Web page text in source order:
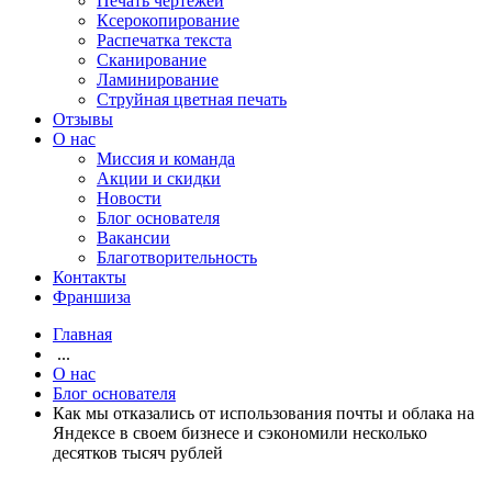
Ксерокопирование
Распечатка текста
Сканирование
Ламинирование
Струйная цветная печать
Отзывы
О нас
Миссия и команда
Акции и скидки
Новости
Блог основателя
Вакансии
Благотворительность
Контакты
Франшиза
Главная
...
О нас
Блог основателя
Как мы отказались от использования почты и облака на
Яндексе в своем бизнесе и сэкономили несколько
десятков тысяч рублей